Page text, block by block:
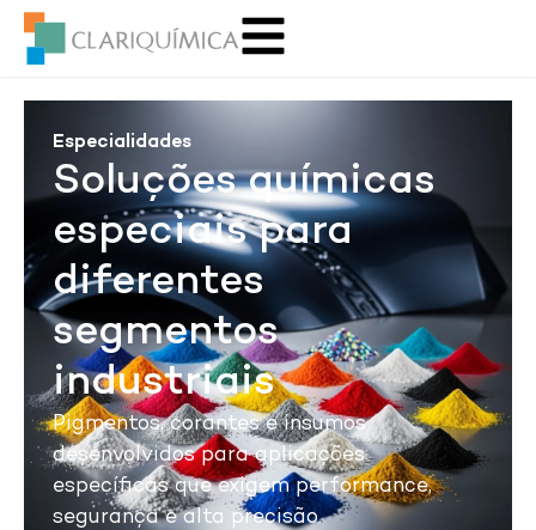
Especialidades
Soluções químicas
especiais para
diferentes
segmentos
industriais
Pigmentos, corantes e insumos
desenvolvidos para aplicações
específicas que exigem performance,
segurança e alta precisão.